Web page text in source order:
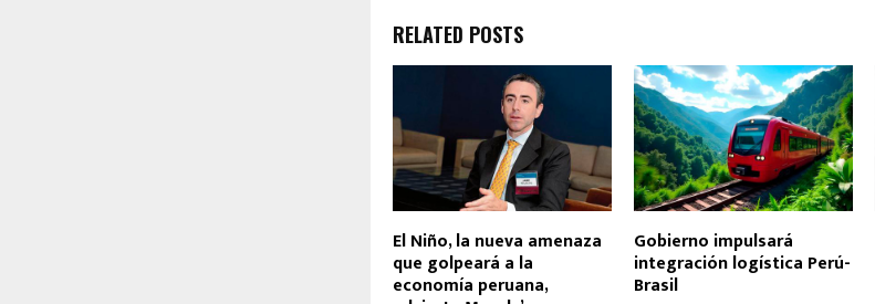
RELATED POSTS
El Niño, la nueva amenaza
que golpeará a la
economía peruana,
Gobierno impulsará
integración logística Perú-
Brasil